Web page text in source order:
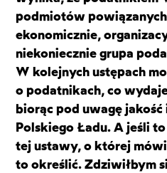
podmiotów
ekonomicznie,
niekoniecznie grupa
W kolejnych ustępach
o podatnikach, co
biorąc pod uwagę
Polskiego Ładu. A jeśli
tej ustawy, o której
to określić. Zdziwiłbym